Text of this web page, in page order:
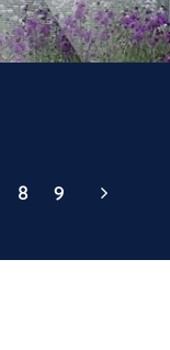
8 9